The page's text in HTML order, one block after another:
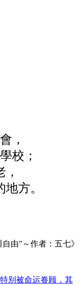
，
校；
方。
自由”～作者：五七》
别被命运眷顾，其